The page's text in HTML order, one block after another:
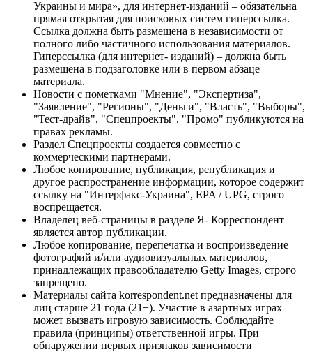
Украины и мира», для интернет-изданий – обязательна
прямая открытая для поисковых систем гиперссылка.
Ссылка должна быть размещена в независимости от
полного либо частичного использования материалов.
Гиперссылка (для интернет- изданий) – должна быть
размещена в подзаголовке или в первом абзаце
материала.
Новости с пометками "Мнение", "Экспертиза",
"Заявление", "Регионы", "Деньги", "Власть", "Выборы",
"Тест-драйв", "Спецпроекты", "Промо" публикуются на
правах рекламы.
Раздел Спецпроекты создается совместно с
коммерческими партнерами.
Любое копирование, публикация, републикация и
другое распространение информации, которое содержит
ссылку на "Интерфакс-Украина", EPA / UPG, строго
воспрещается.
Владелец веб-страницы в разделе Я- Корреспондент
является автор публикации.
Любое копирование, перепечатка и воспроизведение
фотографий и/или аудиовизуальных материалов,
принадлежащих правообладателю Getty Images, строго
запрещено.
Материалы сайта korrespondent.net предназначены для
лиц старше 21 года (21+). Участие в азартных играх
может вызвать игровую зависимость. Соблюдайте
правила (принципы) ответственной игры. При
обнаружении первых признаков зависимости